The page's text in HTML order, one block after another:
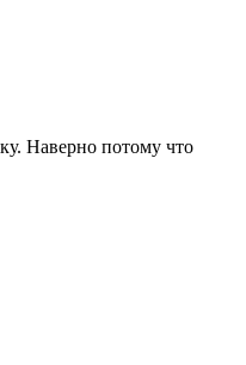
Наверно потому что